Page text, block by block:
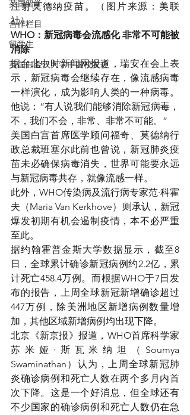
英国留学
合作栏目
留学生
英国白金汉大学中国校友会
注射莫德纳疫苗。（图片来源：美联
社）
WHO：新冠病毒会流感化 非常不可能被
消除
据台北中时新闻网报道，瑞安在会上表
示，新冠病毒会继续存在，像流感病毒
一样演化，成为影响人类的一种病毒。
他说：“有人说我们能够消除新冠病毒，
不，我们不会，非常、非常不可能。”
美国白宫首席医学顾问福奇、莫德纳行
政总裁班塞尔此前也曾说，新冠肺炎疫
苗未必确保病毒消失，世界可能要永远
与新冠病毒共存，就像流感一样。
此外，WHO传染病及流行病专家范·科霍
夫（Maria Van Kerkhove）则承认，新冠
爆发初期有机会遏制疫情，本不必严重
至此。
据约翰霍普金斯大学数据显示，截至8
日，全球累计确诊新冠病例约2.2亿，累
计死亡458.4万例。而根据WHO于7日发
布的报告，上周全球新冠新增确诊超过
447万例，除美洲地区新增病例数量增
加，其他区域新增病例均出现下降。
北京《新京报》报道，WHO首席科学家
苏米娅·斯瓦米纳坦（Soumya
Swaminathan）认为，上周全球新冠肺
炎确诊病例和死亡人数在两个多月内首
次下降。这是一个好消息，但全球还有
不少国家的确诊病例和死亡人数仍在急